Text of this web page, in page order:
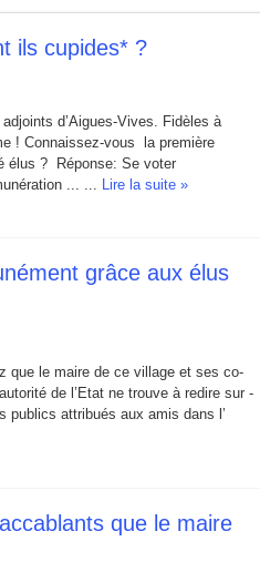
ils cupides* ?
d’Aigues-Vives. Fidèles à
! Connaissez-vous la première
élus ? Réponse: Se voter
... ... Lire la suite »
grâce aux élus
que le maire de ce village et ses co-
de l’Etat ne trouve à redire sur -
publics attribués aux amis dans l’
que le maire